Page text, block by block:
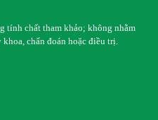
tính chất tham khảo; không nhằm
chẩn đoán hoặc điều trị.